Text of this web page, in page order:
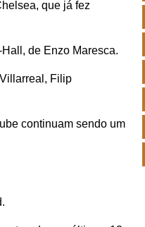
que já fez
de Enzo Maresca.
Filip
continuam sendo um